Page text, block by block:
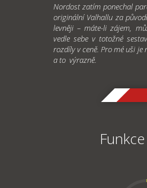
Nordost zatím ponechal
originální Valhallu za
levněji – máte-li zájem,
vedle sebe v totožné
rozdíly v ceně. Pro mé uši je
a to výrazně.